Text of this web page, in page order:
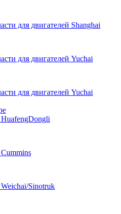
для двигателей Shanghai
для двигателей Yuchai
для двигателей Yuchai
Sinotruk